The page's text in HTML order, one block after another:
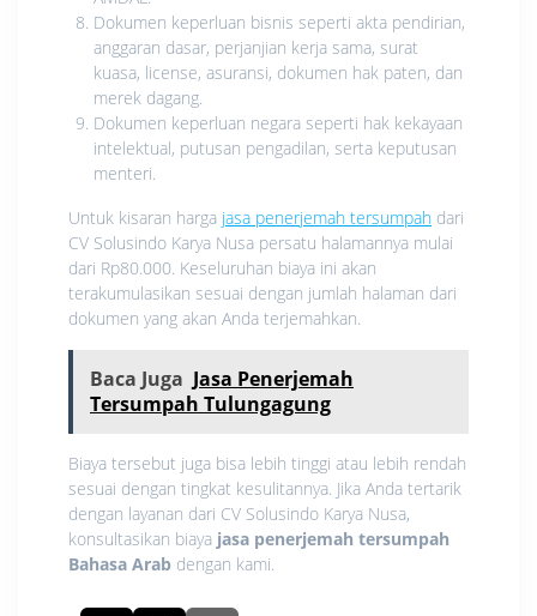
Dokumen keperluan bisnis seperti akta pendirian,
anggaran dasar, perjanjian kerja sama, surat
kuasa, license, asuransi, dokumen hak paten, dan
merek dagang.
Dokumen keperluan negara seperti hak kekayaan
intelektual, putusan pengadilan, serta keputusan
menteri.
Untuk kisaran harga jasa penerjemah tersumpah dari
CV Solusindo Karya Nusa persatu halamannya mulai
dari Rp80.000. Keseluruhan biaya ini akan
terakumulasikan sesuai dengan jumlah halaman dari
dokumen yang akan Anda terjemahkan.
Baca Juga Jasa Penerjemah
Tersumpah Tulungagung
Biaya tersebut juga bisa lebih tinggi atau lebih rendah
sesuai dengan tingkat kesulitannya. Jika Anda tertarik
dengan layanan dari CV Solusindo Karya Nusa,
konsultasikan biaya jasa penerjemah tersumpah
Bahasa Arab dengan kami.